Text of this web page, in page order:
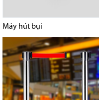
Máy hút bụi